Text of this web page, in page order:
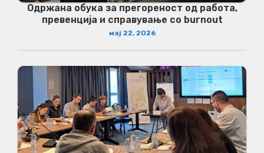
Одржана обука за прегореност од работа,
превенција и справување со burnout
мај 22, 2026